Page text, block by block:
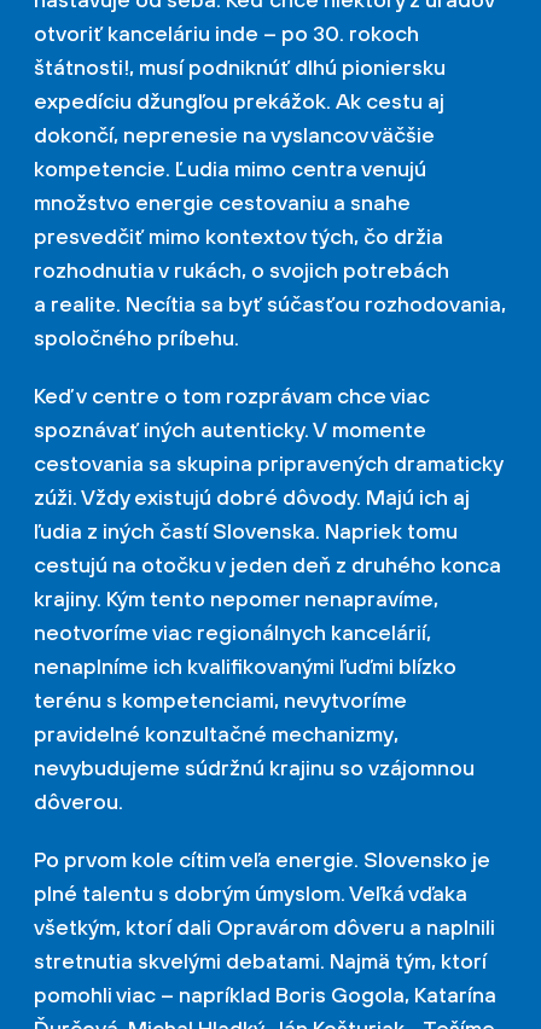
otvoriť kanceláriu inde – po 30. rokoch
štátnosti!, musí podniknúť dlhú pioniersku
expedíciu džungľou prekážok. Ak cestu aj
dokončí, neprenesie na vyslancov väčšie
kompetencie. Ľudia mimo centra venujú
množstvo energie cestovaniu a snahe
presvedčiť mimo kontextov tých, čo držia
rozhodnutia v rukách, o svojich potrebách
a realite. Necítia sa byť súčasťou rozhodovania,
spoločného príbehu.
Keď v centre o tom rozprávam chce viac
spoznávať iných autenticky. V momente
cestovania sa skupina pripravených dramaticky
zúži. Vždy existujú dobré dôvody. Majú ich aj
ľudia z iných častí Slovenska. Napriek tomu
cestujú na otočku v jeden deň z druhého konca
krajiny. Kým tento nepomer nenapravíme,
neotvoríme viac regionálnych kancelárií,
nenaplníme ich kvalifikovanými ľuďmi blízko
terénu s kompetenciami, nevytvoríme
pravidelné konzultačné mechanizmy,
nevybudujeme súdržnú krajinu so vzájomnou
dôverou.
Po prvom kole cítim veľa energie. Slovensko je
plné talentu s dobrým úmyslom. Veľká vďaka
všetkým, ktorí dali Opravárom dôveru a naplnili
stretnutia skvelými debatami. Najmä tým, ktorí
pomohli viac – napríklad Boris Gogola, Katarína